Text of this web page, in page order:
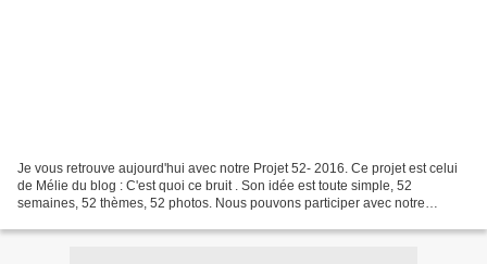
Je vous retrouve aujourd'hui avec notre Projet 52- 2016. Ce projet est celui
de Mélie du blog : C'est quoi ce bruit . Son idée est toute simple, 52
semaines, 52 thèmes, 52 photos. Nous pouvons participer avec notre